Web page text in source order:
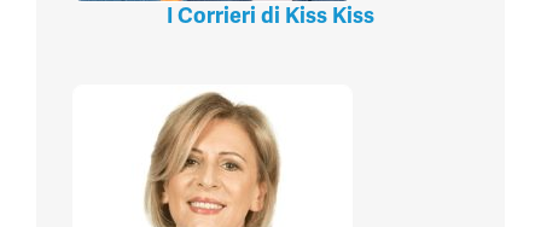
I Corrieri di Kiss Kiss